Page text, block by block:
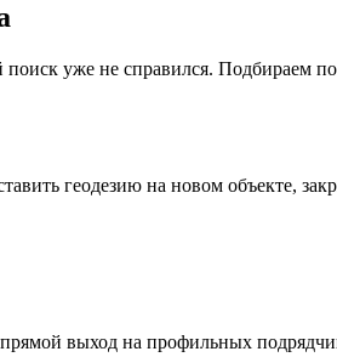
поиск уже не справился.
геодезию на новом объекте,
выход на профильных